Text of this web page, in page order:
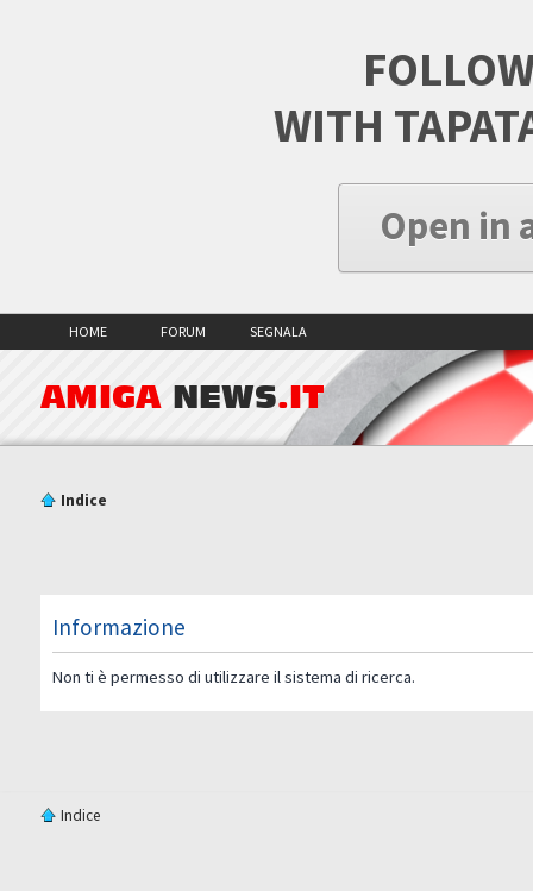
WITH
Open in
HOME FORUM SEGNALA
AMIGA NEWS.IT
Indice
Informazione
Non ti è permesso di utilizzare il sistema di ricerca.
Indice